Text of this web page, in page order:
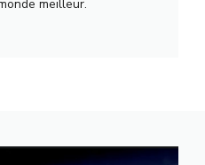
meilleur.